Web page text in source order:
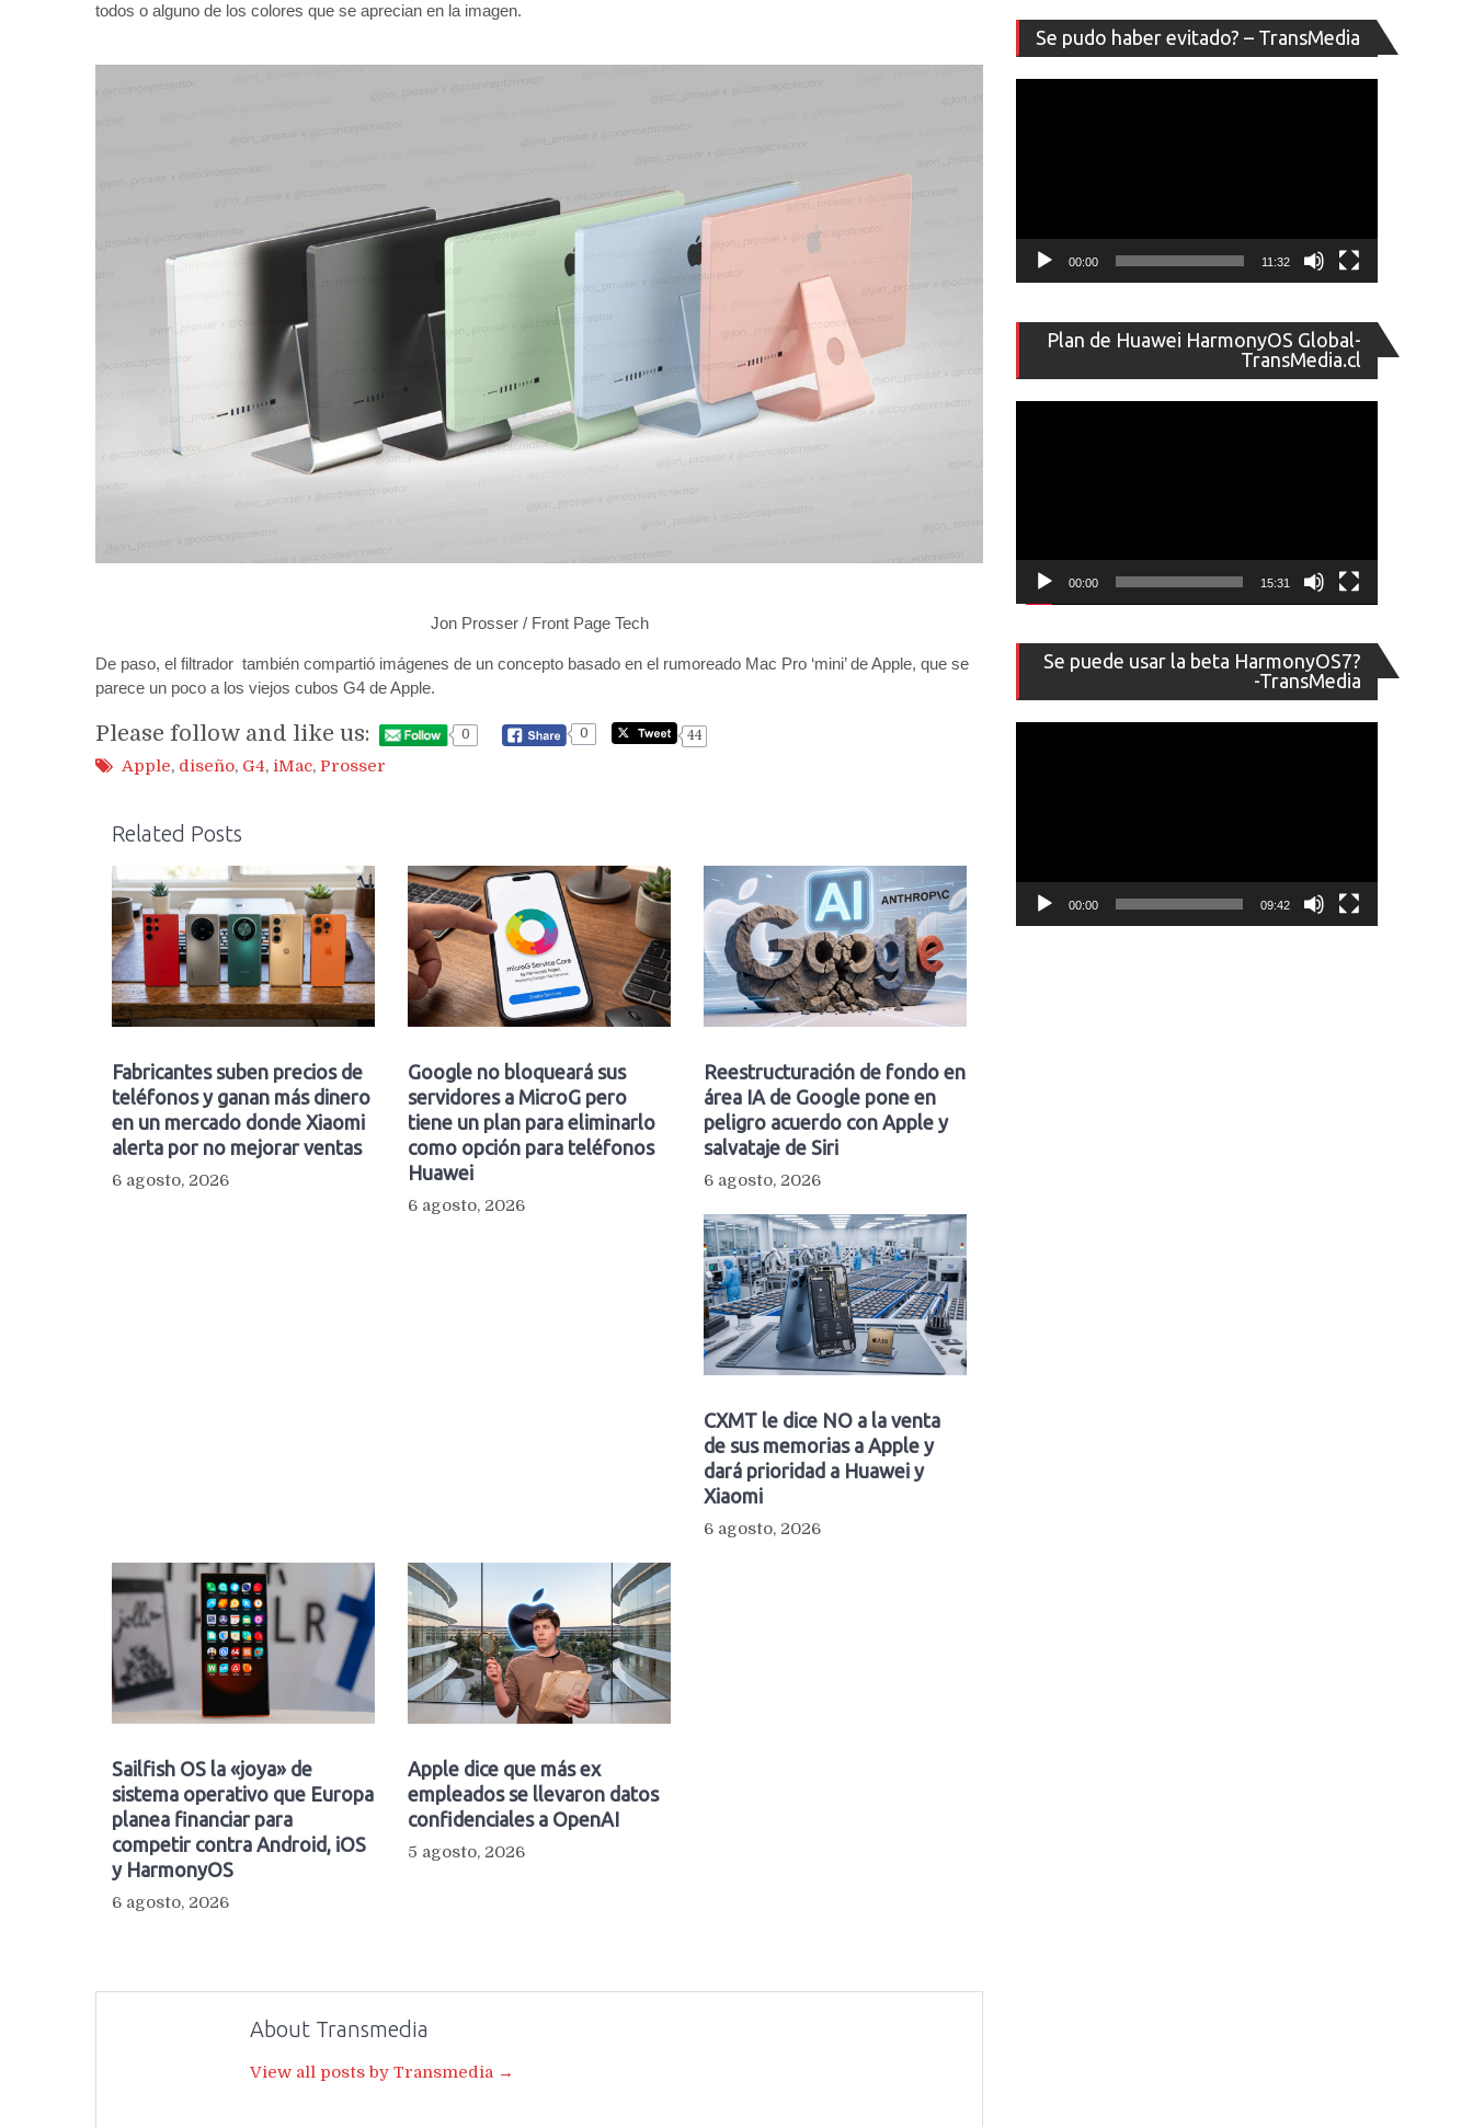
todos o alguno de los colores que se aprecian en la imagen.
Jon Prosser / Front Page Tech
De paso, el filtrador también compartió imágenes de un concepto basado en el rumoreado Mac Pro ‘mini’ de Apple, que se
parece un poco a los viejos cubos G4 de Apple.
Please follow and like us: 0 0 44
Apple, diseño, G4, iMac, Prosser
Related Posts
Fabricantes suben precios de
teléfonos y ganan más dinero
en un mercado donde Xiaomi
alerta por no mejorar ventas
6 agosto, 2026
Google no bloqueará sus
servidores a MicroG pero
tiene un plan para eliminarlo
como opción para teléfonos
Huawei
6 agosto, 2026
Reestructuración de fondo en
área IA de Google pone en
peligro acuerdo con Apple y
salvataje de Siri
6 agosto, 2026
CXMT le dice NO a la venta
de sus memorias a Apple y
dará prioridad a Huawei y
Xiaomi
6 agosto, 2026
Sailfish OS la «joya» de
sistema operativo que Europa
planea financiar para
competir contra Android, iOS
y HarmonyOS
6 agosto, 2026
Apple dice que más ex
empleados se llevaron datos
confidenciales a OpenAI
5 agosto, 2026
About Transmedia
View all posts by Transmedia →
Se pudo haber evitado? – TransMedia
de
vídeo
00:00 11:32
Plan de Huawei HarmonyOS Global-
TransMedia.cl
de
vídeo
00:00 15:31
Se puede usar la beta HarmonyOS7?
-TransMedia
de
vídeo
00:00 09:42